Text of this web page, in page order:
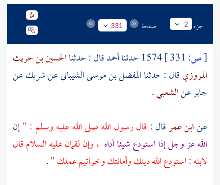
جزء 2 صفحة 331
[ص: 1574 حدثنا أحمدقال : حدثناالحسين بن حريث
المروزيقال : حدثناالمفضل بن موسى الشيبانيعنشريكعن
جابرعنالشعبي.
عنابن عمرقال : قال رسول الله صلى الله عليه وسلم : "إن
الله عز وجل إذا استودع شيئا أداه ، وإنلقمانعليه السلام قال
لابنه : استودع الله دينك وأمانتك وخواتيم عملك ".